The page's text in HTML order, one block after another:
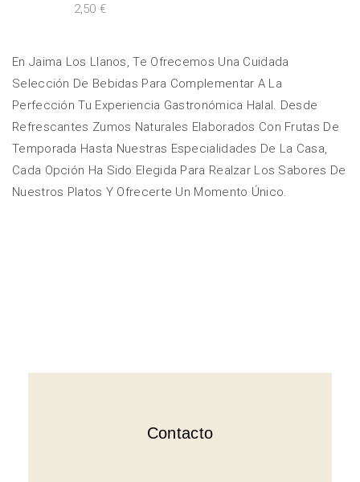
2,50€
En Jaima Los Llanos, Te Ofrecemos Una Cuidada
Selección De Bebidas Para Complementar A La
Perfección Tu Experiencia Gastronómica Halal. Desde
Refrescantes Zumos Naturales Elaborados Con Frutas De
Temporada Hasta Nuestras Especialidades De La Casa,
Cada Opción Ha Sido Elegida Para Realzar Los Sabores De
Nuestros Platos Y Ofrecerte Un Momento Único.
Contacto